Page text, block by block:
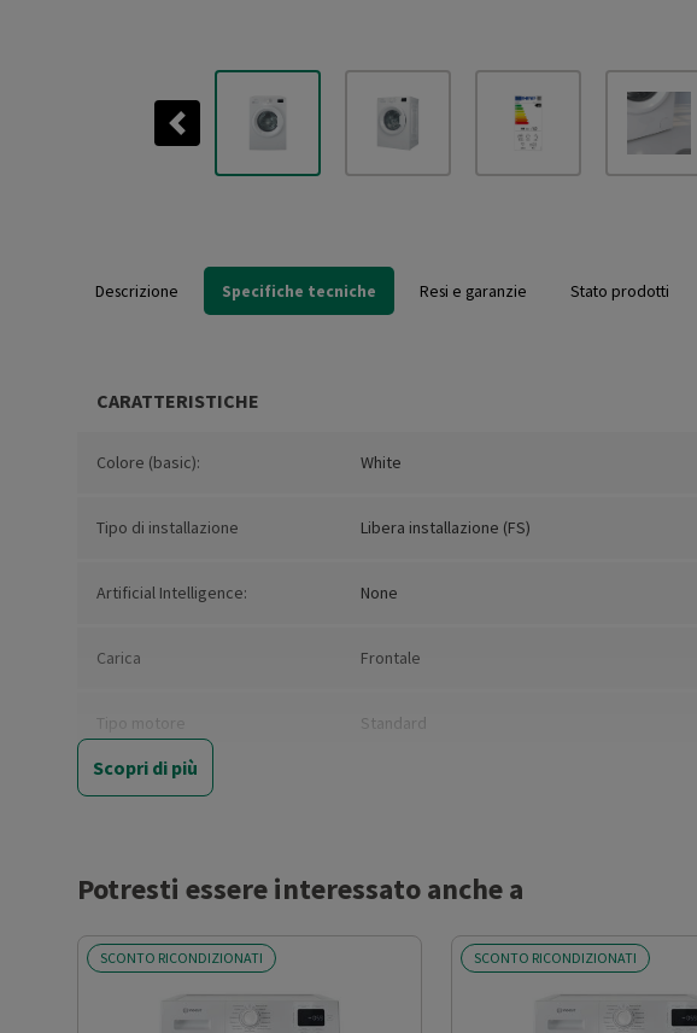
Previous
Descrizione Specifiche tecniche Resi e garanzie Stato prodotti
CARATTERISTICHE
Colore (basic): White
Tipo di installazione Libera installazione (FS)
Artificial Intelligence: None
Carica Frontale
Tipo motore Standard
Nuova Classe efficienza
Consumo ponderato di energia
per 100 cicli (kWh)
Capacità nominale del
Scopri di più
Potresti essere interessato anche a
SCONTO RICONDIZIONATI SCONTO RICONDIZIONATI